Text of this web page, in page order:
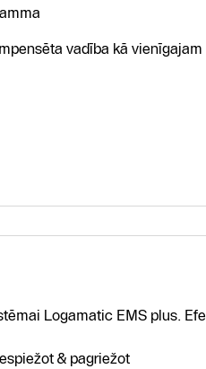
vadība kā
Logamatic EMS plus.
& pagriežot